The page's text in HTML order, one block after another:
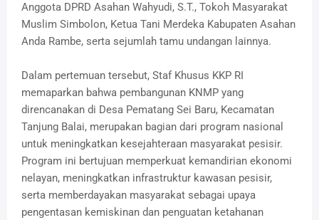
Anggota DPRD Asahan Wahyudi, S.T., Tokoh Masyarakat
Muslim Simbolon, Ketua Tani Merdeka Kabupaten Asahan
Anda Rambe, serta sejumlah tamu undangan lainnya.
Dalam pertemuan tersebut, Staf Khusus KKP RI
memaparkan bahwa pembangunan KNMP yang
direncanakan di Desa Pematang Sei Baru, Kecamatan
Tanjung Balai, merupakan bagian dari program nasional
untuk meningkatkan kesejahteraan masyarakat pesisir.
Program ini bertujuan memperkuat kemandirian ekonomi
nelayan, meningkatkan infrastruktur kawasan pesisir,
serta memberdayakan masyarakat sebagai upaya
pengentasan kemiskinan dan penguatan ketahanan